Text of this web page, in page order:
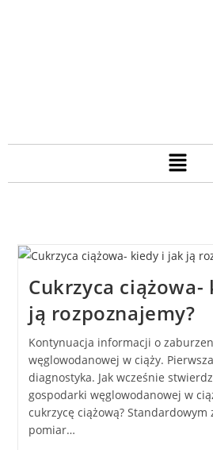
Cukrzyca
ją rozpoznajemy?
Kontynuacja informacji o
węglowodanowej w ciąży.
diagnostyka. Jak wcześnie
gospodarki węglowodanowej w
cukrzycę ciążową?
pomiar…